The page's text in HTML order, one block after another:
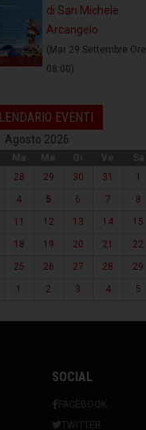
di San Michele
Arcangelo
(Mar 29 Settembre Ore
08:00)
EVENTI
Agosto 2026
Ma Me Gi Ve Sa
28 29 30 31 1
4 5 6 7 8
11 12 13 14 15
18 19 20 21 22
25 26 27 28 29
1 2 3 4 5
SOCIAL
FACEBOOK
TWITTER